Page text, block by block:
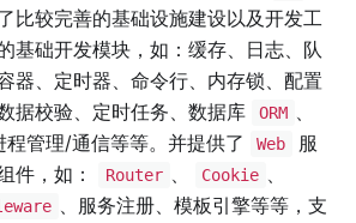
比较完善的基础设施建设以及开发工
基础开发模块，如：缓存、日志、队
器、定时器、命令行、内存锁、配置
据校验、定时任务、数据库
ORM
程管理/通信等等。并提供了 Web
服
件，如：
Router Cookie
、服务注册、模板引擎等等，支